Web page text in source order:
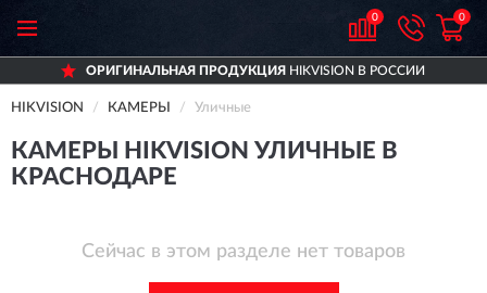
0 0
ОРИГИНАЛЬНАЯ ПРОДУКЦИЯ HIKVISION В РОССИИ
HIKVISION КАМЕРЫ Уличные
КАМЕРЫ HIKVISION УЛИЧНЫЕ В
КРАСНОДАРЕ
Сейчас в этом разделе нет товаров